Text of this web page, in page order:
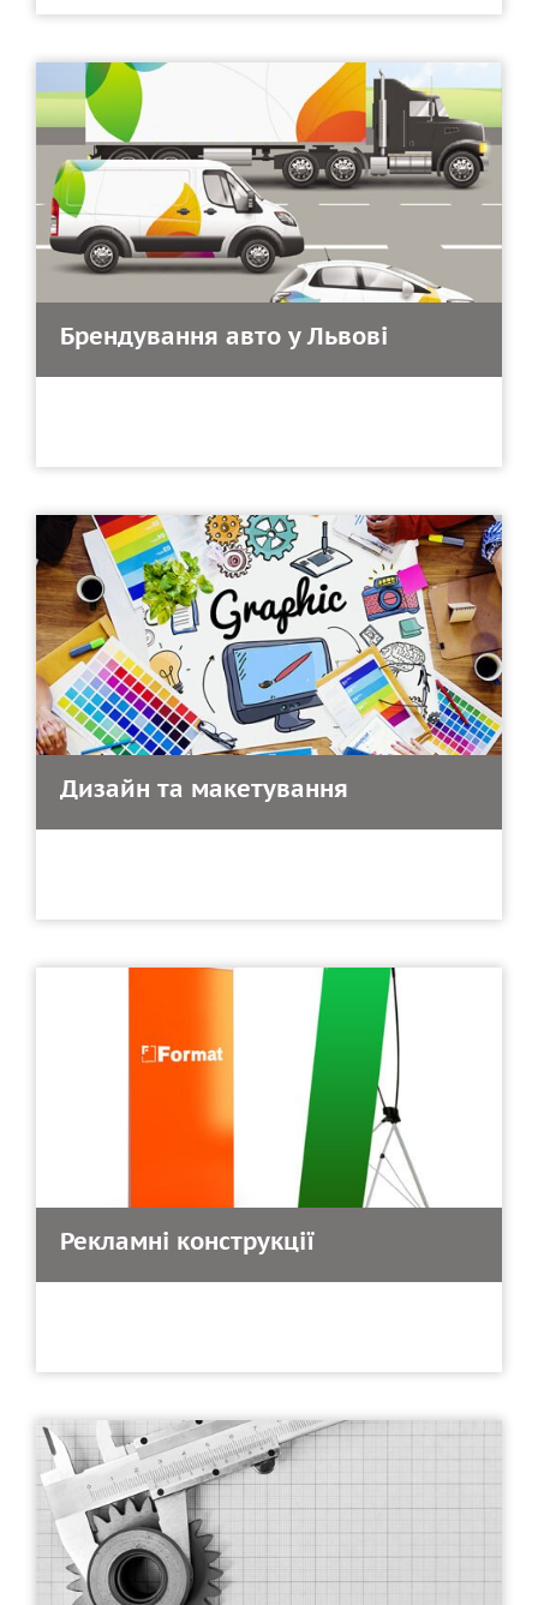
Брендування авто у Львові
Дизайн та макетування
Рекламні конструкції